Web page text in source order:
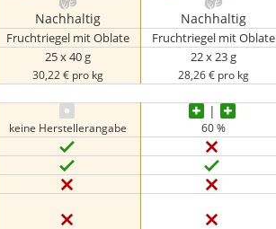
Nachhaltig Nachhaltig
Fruchtriegel mit Oblate Fruchtriegel mit Oblate
25 x 40 g
30,22 € pro kg
22 x 23 g
28,26 € pro kg
keine Herstellerangabe 60 %